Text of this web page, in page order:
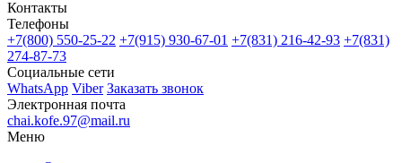
Контакты
Телефоны
+7(800) 550-25-22 +7(915) 930-67-01 +7(831) 216-42-93 +7(831)
274-87-73
Социальные сети
WhatsApp Viber Заказать звонок
Электронная почта
chai.kofe.97@mail.ru
Меню